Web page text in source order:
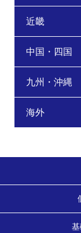
近畿
中国・四国
九州・沖縄
海外
基